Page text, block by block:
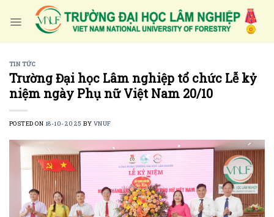
TIN TỨC
Trường Đại học Lâm nghiệp tổ chức Lễ kỷ
niệm ngày Phụ nữ Việt Nam 20/10
POSTED ON 18-10-2025 BY VNUF